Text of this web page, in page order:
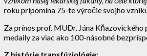
roku pripomína 75-te výročie svojho
Za prínos prof. MUDr. Jána
medaily za viac ako 100-násobné
Z histórie transfúziológie: